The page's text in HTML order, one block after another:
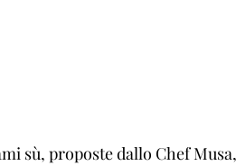
sù, proposte dallo Chef